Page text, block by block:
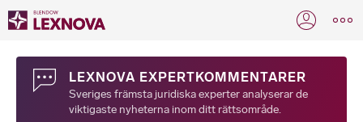
LEXNOVA EXPERTKOMMENTARER
Sveriges främsta juridiska experter analyserar de
viktigaste nyheterna inom ditt rättsområde.